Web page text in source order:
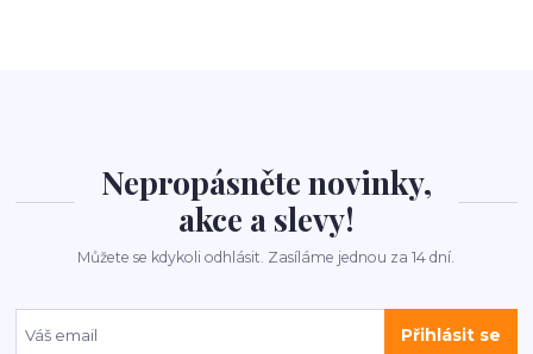
Nepropásněte novinky,
akce a slevy!
Můžete se kdykoli odhlásit. Zasíláme jednou za 14 dní.
Přihlásit se